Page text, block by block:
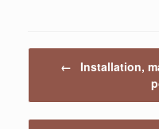
←
Installation,